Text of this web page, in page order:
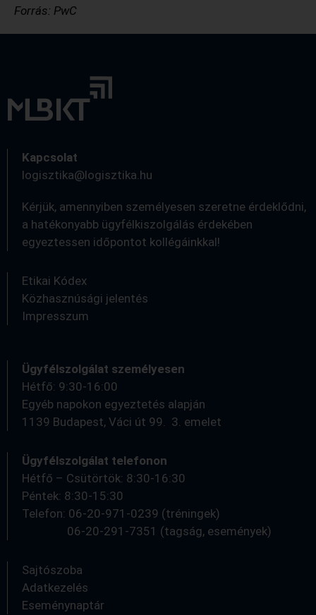
Forrás: PwC
Kapcsolat
logisztika@logisztika.hu
Kérjük, amennyiben személyesen szeretne érdeklődni,
a hatékonyabb ügyfélkiszolgálás érdekében
egyeztessen időpontot kollégáinkkal!
Etikai Kódex
Közhasznúsági jelentés
Impresszum
Ügyfélszolgálat személyesen
Hétfő: 9:30-16:00
Egyéb napokon egyeztetés alapján
1139 Budapest, Váci út 99. 3. emelet
Ügyfélszolgálat telefonon
Hétfő – Csütörtök: 8:30-16:30
Péntek: 8:30-15:30
Telefon: 06-20-971-0239 (tréningek)
06-20-291-7351 (tagság, események)
Sajtószoba
Adatkezelés
Eseménynaptár